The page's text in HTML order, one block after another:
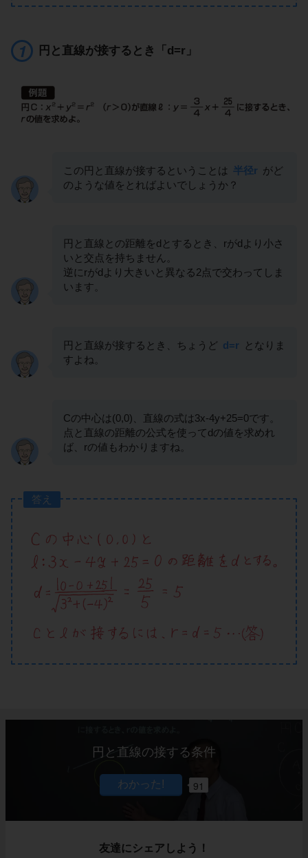
円と直線が接するとき「d=r」
この円と直線が接するということは 半径r がど
のような値をとればよいでしょうか？
円と直線との距離をdとするとき、rがdより小さ
いと交点を持ちません。
逆にrがdより大きいと異なる2点で交わってしま
います。
円と直線が接するとき、ちょうど d=r
となりま
すよね。
Cの中心は(0,0)、直線の式は3x-4y+25=0です。
点と直線の距離の公式を使ってdの値を求めれ
ば、rの値もわかりますね。
答え
円と直線の接する条件
91
友達にシェアしよう！